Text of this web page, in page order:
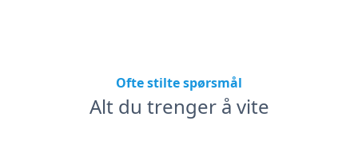
Ofte stilte spørsmål
Alt du trenger å vite